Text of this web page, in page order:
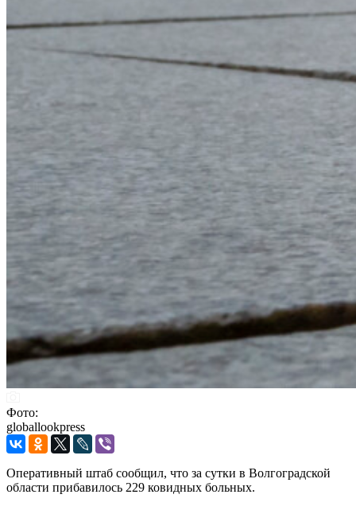
Фото:
globallookpress
Оперативный штаб сообщил, что за сутки в Волгоградской
области прибавилось 229 ковидных больных.